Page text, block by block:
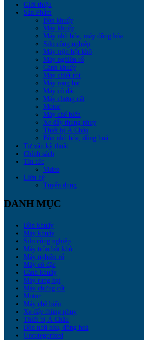
Giới thiệu
Sản Phẩm
Bồn khuấy
Máy khuấy
Máy nhũ hóa, máy đồng hóa
Silo công nghiệp
Máy trộn bột khô
Máy nghiền rổ
Cánh khuấy
Máy chiết rót
Máy rang hạt
Máy cô đặc
Máy chưng cất
Motor
Máy chế biến
Xe đẩy thùng phuy
Thiết bị Á Châu
Bồn nhũ hóa, đồng hoá
Tư vấn kỹ thuật
Chính sách
Tin tức
Video
Liên hệ
Tuyển dụng
DANH MỤC
Bồn khuấy
Máy khuấy
Silo công nghiệp
Máy trộn bột khô
Máy nghiền rổ
Máy cô đặc
Cánh khuấy
Máy rang hạt
Máy chưng cất
Motor
Máy chế biến
Xe đẩy thùng phuy
Thiết bị Á Châu
Bồn nhũ hóa, đồng hoá
Uncategorized